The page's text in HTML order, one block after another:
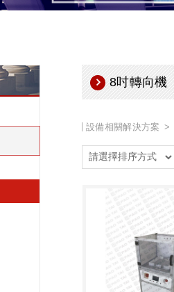
8吋轉向機
設備相關解決方案